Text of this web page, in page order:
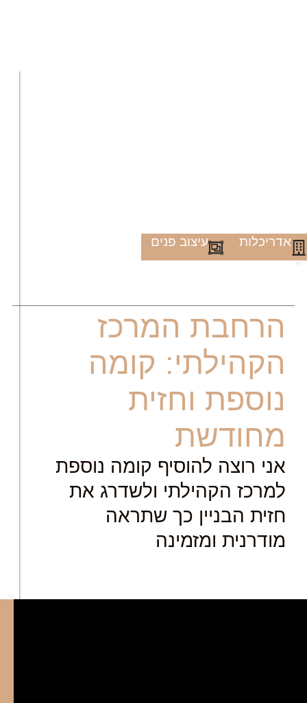
אדריכלות עיצוב פנים
"
הרחבת המרכז
הקהילתי: קומה
נוספת וחזית
מחודשת
אני רוצה להוסיף קומה נוספת
למרכז הקהילתי ולשדרג את
חזית הבניין כך שתראה
מודרנית ומזמינה
"